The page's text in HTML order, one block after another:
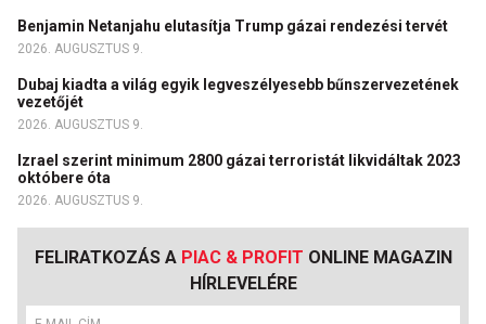
Benjamin Netanjahu elutasítja Trump gázai rendezési tervét
2026. AUGUSZTUS 9.
Dubaj kiadta a világ egyik legveszélyesebb bűnszervezetének
vezetőjét
2026. AUGUSZTUS 9.
Izrael szerint minimum 2800 gázai terroristát likvidáltak 2023
októbere óta
2026. AUGUSZTUS 9.
FELIRATKOZÁS A PIAC & PROFIT ONLINE MAGAZIN
HÍRLEVELÉRE